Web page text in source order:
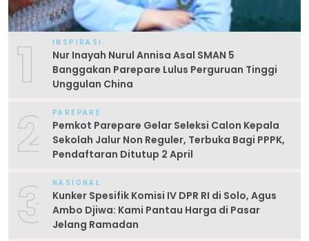
1 INSPIRASI
Nur Inayah Nurul Annisa Asal SMAN 5
Banggakan Parepare Lulus Perguruan Tinggi
Unggulan China
2 PAREPARE
Pemkot Parepare Gelar Seleksi Calon Kepala
Sekolah Jalur Non Reguler, Terbuka Bagi PPPK,
Pendaftaran Ditutup 2 April
3 NASIONAL
Kunker Spesifik Komisi IV DPR RI di Solo, Agus
Ambo Djiwa: Kami Pantau Harga di Pasar
Jelang Ramadan